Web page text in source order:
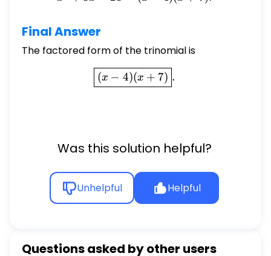
Final Answer
The factored form of the trinomial is
\boxed{(x - 4)(x + 7)}.
(x − 4)(x + 7) .
Was this solution helpful?
Unhelpful Helpful
Questions asked by other users